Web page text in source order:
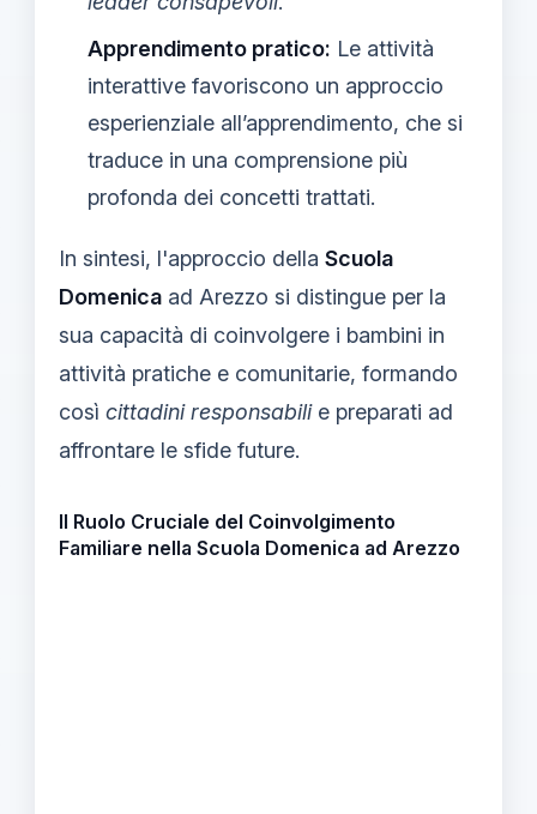
Apprendimento pratico: Le attività
interattive favoriscono un approccio
esperienziale all’apprendimento, che si
traduce in una comprensione più
profonda dei concetti trattati.
In sintesi, l'approccio della Scuola
Domenica ad Arezzo si distingue per la
sua capacità di coinvolgere i bambini in
attività pratiche e comunitarie, formando
così cittadini responsabilie preparati ad
affrontare le sfide future.
Il Ruolo Cruciale del Coinvolgimento
Familiare nella Scuola Domenica ad Arezzo